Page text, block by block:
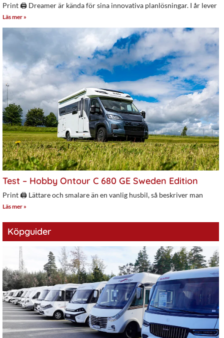
Print 🖨 Dreamer är kända för sina innovativa planlösningar. I år lever
Läs mer »
Test – Hobby Ontour C 680 GE Sweden Edition
Print 🖨 Lättare och smalare än en vanlig husbil, så beskriver man
Läs mer »
Köpguider